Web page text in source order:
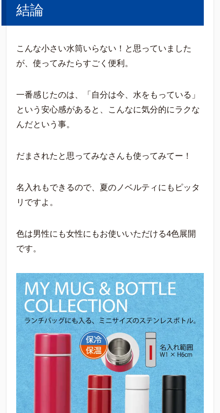
結論
こんな小さい水筒いらない！と思っていました
が、使ってみたらすごく便利。
一番感じたのは、「自分は今、水をもっている」
という安心感があると、こんなに気分的にラクな
んだという事。
だまされたと思ってみなさんも使ってみてー！
名入れもできるので、夏のノベルティにもピッタ
リですよ。
色は男性にも女性にもお使いいただける4色展開
です。